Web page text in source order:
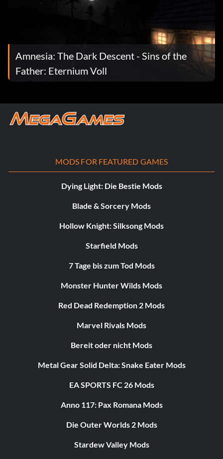
Amnesia: The Dark Descent - Sins of the
Father: Eternium Voll
MODS FOR FEATURED GAMES
Dying Light: Die Bestie Mods
Blade & Sorcery Mods
Hollow Knight: Silksong Mods
Starfield Mods
7 Tage bis zum Tod Mods
Monster Hunter Wilds Mods
Red Dead Redemption 2 Mods
Marvel Rivals Mods
Bereit oder nicht Mods
Metal Gear Solid Delta: Snake Eater Mods
EA SPORTS FC 26 Mods
Anno 117: Pax Romana Mods
Die Outer Worlds 2 Mods
Stardew Valley Mods